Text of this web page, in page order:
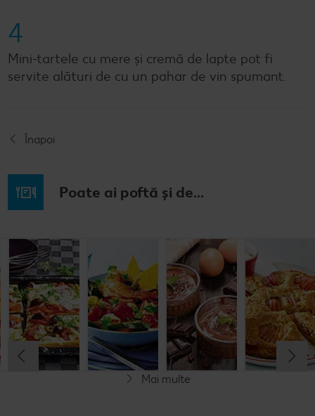
4
Mini-tartele cu mere și cremă de lapte pot fi
servite alături de cu un pahar de vin spumant.
Înapoi
Poate ai poftă și de...
Budincă
italiană de
orez cu salată
de fructe
Cel mult 60 minute
Simplu
Clătite cu
legume și
mozzarella
Cel mult 30 minute
Simplu
Tocană
italienească
de pește
Cel mult 60 minute
Simplu
Cremă la
Cel mult 60 minute
Simplu
Mai multe